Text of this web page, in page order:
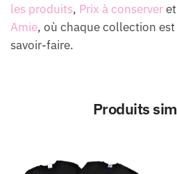
les produits, Prix à conserveret
Amie, où chaque collection
savoir-faire.
Produits